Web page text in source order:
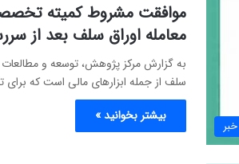
خبر
موافقت مشروط کمیته
معامله اوراق سلف بعد از
به گزارش مرکز پژوهش، توسعه و مطالعات
سلف از جمله ابزارهای مالی است که برای
بیشتر بخوانید »